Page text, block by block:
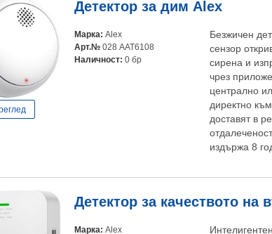
Детектор за дим Alex
Марка: Alex
Арт.№ 028 AAT6108
Наличност: 0 бр
Безжичен
сензор
сирена и
чрез
централно
директно
доставят в
издържа 8
Детектор за качеството на
Марка: Alex